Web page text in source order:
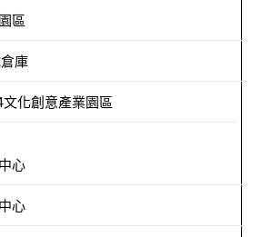
區
庫
化創意產業園區
心
心